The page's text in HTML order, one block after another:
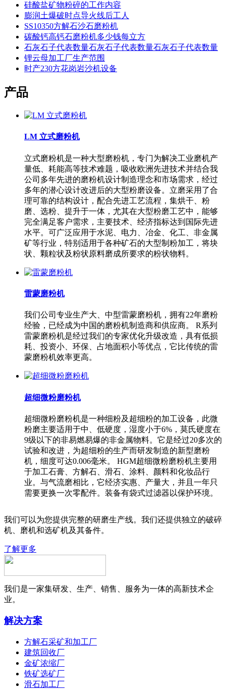
硅酸盐矿物粉碎的工作内容
膨润土爆破时点导火线后工人
SS10350方解石沙石磨粉机
碳酸钙高钙石磨粉机多少钱每立方
石灰石子代表数量石灰石子代表数量石灰石子代表数量
锂云母加工厂生产范围
时产230方花岗岩沙机设备
产品
LM 立式磨粉机
立式磨粉机是一种大型磨粉机，专门为解决工业磨机产
量低、耗能高等技术难题，吸收欧洲先进技术并结合我
公司多年先进的磨粉机设计制造理念和市场需求，经过
多年的潜心设计改进后的大型粉磨设备。立磨采用了合
理可靠的结构设计，配合先进工艺流程，集烘干、粉
磨、选粉、提升于一体，尤其在大型粉磨工艺中，能够
完全满足客户需求，主要技术、经济指标达到国际先进
水平。可广泛应用于水泥、电力、冶金、化工、非金属
矿等行业，特别适用于各种矿石的大型制粉加工，将块
状、颗粒状及粉状原料磨成所要求的粉状物料。
雷蒙磨粉机
我们公司专业生产大、中型雷蒙磨粉机，拥有22年磨粉
经验，已经成为中国的磨粉机制造商和供应商。 R系列
雷蒙磨粉机是经过我们的专家优化升级改造，具有低损
耗、投资小、环保、占地面积小等优点，它比传统的雷
蒙磨粉机效率更高。
超细微粉磨粉机
超细微粉磨粉机是一种细粉及超细粉的加工设备，此微
粉磨主要适用于中、低硬度，湿度小于6%，莫氏硬度在
9级以下的非易燃易爆的非金属物料。它是经过20多次的
试验和改进，为超细粉的生产而研发制造的新型磨粉
机，细度可达0.006毫米。 HGM超细微粉磨粉机主要用
于加工石膏、方解石、滑石、涂料、颜料和化妆品行
业。与气流磨相比，它经济实惠、产量大，并且一年只
需要更换一次零配件。装备有袋式过滤器以保护环境。
我们可以为您提供完整的研磨生产线。我们还提供独立的破碎
机、磨机和选矿机及其备件。
了解更多
我们是一家集研发、生产、销售、服务为一体的高新技术企
业。
解决方案
方解石采矿和加工厂
建筑回收厂
金矿浓缩厂
铁矿选矿厂
滑石加工厂